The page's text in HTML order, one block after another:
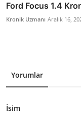
Ford Focus 1.4
Kronik Uzmanı Aralık 16,
Yorumlar
İsim